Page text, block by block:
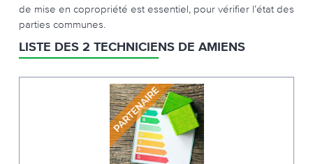
de mise en copropriété est essentiel, pour vérifier l’état des
parties communes.
LISTE DES 2 TECHNICIENS DE AMIENS